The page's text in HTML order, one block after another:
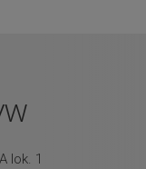
lok. 1